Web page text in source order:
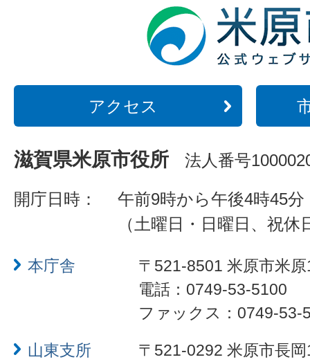
アクセス
滋賀県米原市役所 法人番号
開庁日時：
午前9時から午後4時45分
（土曜日・日曜日、祝
本庁舎
〒521-8501 米原市米
電話：0749-53-5100
ファックス：0749-53-
山東支所
〒521-0292 米原市長